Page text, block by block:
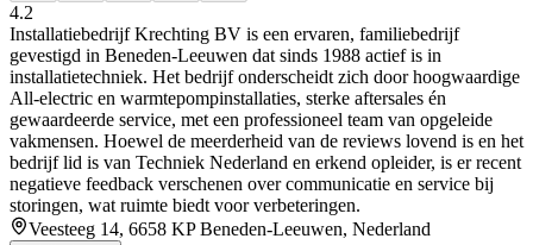
4.2
Installatiebedrijf Krechting BV is een ervaren, familiebedrijf
gevestigd in Beneden‑Leeuwen dat sinds 1988 actief is in
installatietechniek. Het bedrijf onderscheidt zich door hoogwaardige
All‑electric en warmtepompinstallaties, sterke aftersales én
gewaardeerde service, met een professioneel team van opgeleide
vakmensen. Hoewel de meerderheid van de reviews lovend is en het
bedrijf lid is van Techniek Nederland en erkend opleider, is er recent
negatieve feedback verschenen over communicatie en service bij
storingen, wat ruimte biedt voor verbeteringen.
Veesteeg 14, 6658 KP Beneden-Leeuwen, Nederland